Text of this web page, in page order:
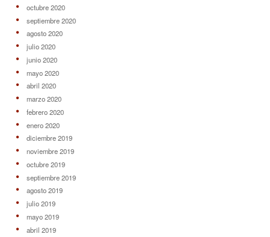
octubre 2020
septiembre 2020
agosto 2020
julio 2020
junio 2020
mayo 2020
abril 2020
marzo 2020
febrero 2020
enero 2020
diciembre 2019
noviembre 2019
octubre 2019
septiembre 2019
agosto 2019
julio 2019
mayo 2019
abril 2019